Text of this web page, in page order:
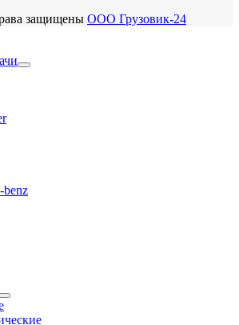
защищены ООО Грузовик-24
benz